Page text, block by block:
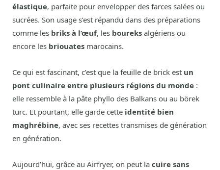
élastique, parfaite pour envelopper des farces salées ou
sucrées. Son usage s’est répandu dans des préparations
comme les briks à l’œuf, les boureks algériens ou
encore les briouates marocains.
Ce qui est fascinant, c’est que la feuille de brick est un
pont culinaire entre plusieurs régions du monde :
elle ressemble à la pâte phyllo des Balkans ou au börek
turc. Et pourtant, elle garde cette identité bien
maghrébine, avec ses recettes transmises de génération
en génération.
Aujourd’hui, grâce au Airfryer, on peut la cuire sans